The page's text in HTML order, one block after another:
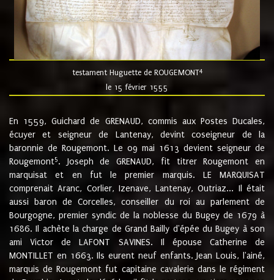
testament Huguette de ROUGEMONT4
le 15 février 1555
En 1559, Guichard de GRENAUD, commis aux Postes Ducales,
écuyer et seigneur de Lantenay, devint coseigneur de la
baronnie de Rougemont. Le 09 mai 1613 devient seigneur de
Rougemont5. Joseph de GRENAUD, fit titrer Rougemont en
marquisat et en fut le premier marquis. LE MARQUISAT
comprenait Aranc, Corlier, Izenave, Lantenay, Outriaz... Il était
aussi baron de Corcelles, conseiller du roi au parlement de
Bourgogne, premier syndic de la noblesse du Bugey de 1679 à
1686. Il achète la charge de Grand Bailly d'épée du Bugey à son
ami Victor de LAFONT SAVINES. Il épouse Catherine de
MONTILLET en 1663. Ils eurent neuf enfants. Jean Louis, l'ainé,
marquis de Rougemont fut capitaine cavalerie dans le régiment